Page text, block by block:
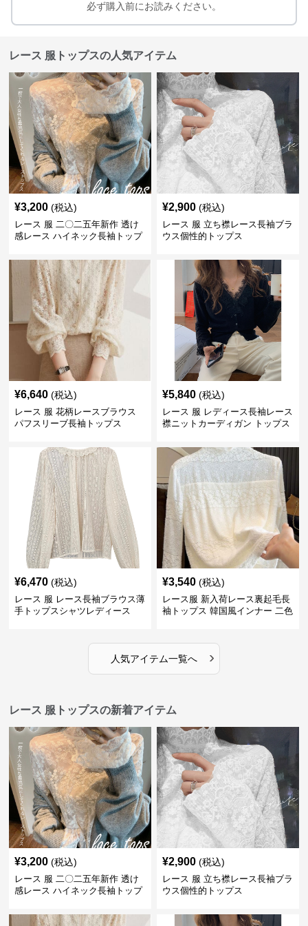
必ず購入前にお読みください。
レース 服トップスの人気アイテム
¥3,200 (税込)
レース 服 二〇二五年新作 透け
感レース ハイネック長袖トップ
¥2,900 (税込)
レース 服 立ち襟レース長袖ブラ
ウス個性的トップス
¥6,640 (税込)
レース 服 花柄レースブラウス
パフスリーブ長袖トップス
¥5,840 (税込)
レース 服 レディース長袖レース
襟ニットカーディガン トップス
¥6,470 (税込)
レース 服 レース長袖ブラウス薄
手トップスシャツレディース
¥3,540 (税込)
レース服 新入荷レース裏起毛長
袖トップス 韓国風インナー 二色
人気アイテム一覧へ ›
レース 服トップスの新着アイテム
¥3,200 (税込)
レース 服 二〇二五年新作 透け
感レース ハイネック長袖トップ
¥2,900 (税込)
レース 服 立ち襟レース長袖ブラ
ウス個性的トップス